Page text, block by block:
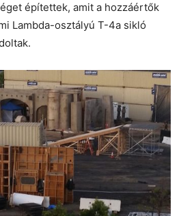
építettek, amit a hozzáértők
Lambda-osztályú T-4a sikló